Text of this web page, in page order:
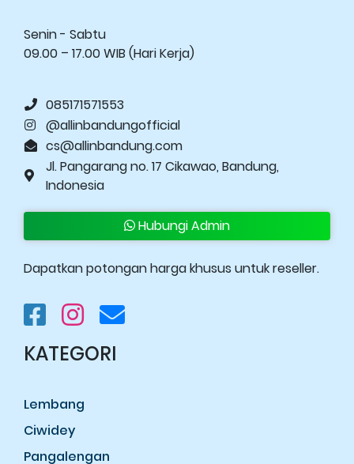
Senin - Sabtu
09.00 – 17.00 WIB (Hari Kerja)
085171571553
@allinbandungofficial
cs@allinbandung.com
Jl. Pangarang no. 17 Cikawao, Bandung,
Indonesia
Hubungi Admin
Dapatkan potongan harga khusus untuk reseller.
KATEGORI
Lembang
Ciwidey
Pangalengan